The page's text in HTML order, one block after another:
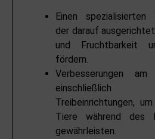
Einen spezialisierten
der darauf
und Fruchtbarkeit
fördern.
Verbesserungen
einschließlich
Treibeinrichtungen,
Tiere während des
gewährleisten.